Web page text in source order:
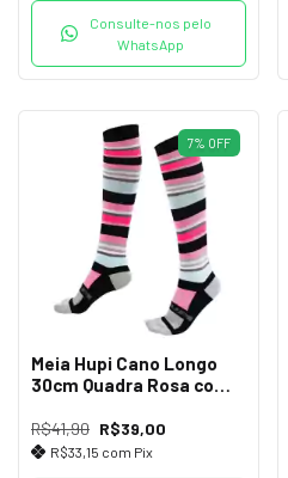
Consulte-nos pelo
WhatsApp
7% OFF
Meia Hupi Cano Longo
30cm Quadra Rosa com
R$41,90 R$39,00
R$33,15 com Pix